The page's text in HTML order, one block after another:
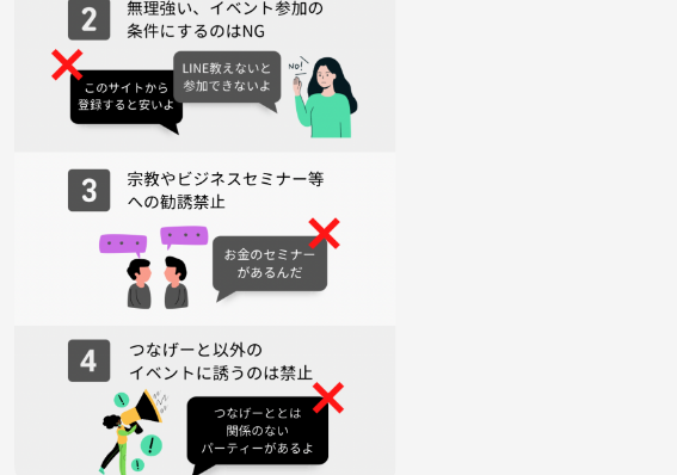
験そのものが、日常ではありえないことです。 だからこその面白さが「タニモク」
生に触れ、真剣に考えるうちに、いつの間にかそのひとの人生を楽しんでいるような
標を見出す新たなヒントを与えてくれます。
為は禁止しております。商品の販売やビジネス、宗教の勧誘を目的とした方の参加は
室をお願いします。
ので、初対面での参加者同士の連絡先の交換は控えてください。